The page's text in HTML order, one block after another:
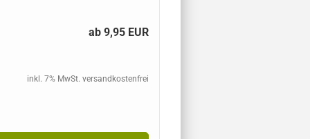
ab 9,95 EUR
inkl. 7% MwSt. versandkostenfrei